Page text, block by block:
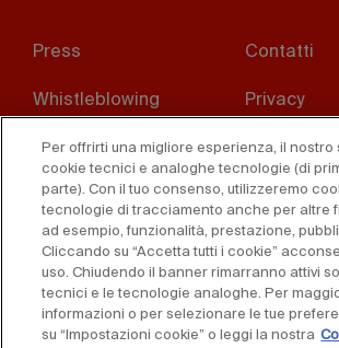
menu
Press Contatti
Whistleblowing Privacy
Disclaimer D. Lgs.
Cookies Condizioni
Dichiarazione di
accessibilità
Per offrirti una migliore esperienza, il nostro
cookie tecnici e analoghe tecnologie (di
parte). Con il tuo consenso, utilizzeremo
tecnologie di tracciamento anche per altre
ad esempio, funzionalità, prestazione,
Cliccando su “Accetta tutti i cookie”
uso. Chiudendo il banner rimarranno attivi
tecnici e le tecnologie analoghe. Per
informazioni o per selezionare le tue
su “Impostazioni cookie” o leggi la nostra